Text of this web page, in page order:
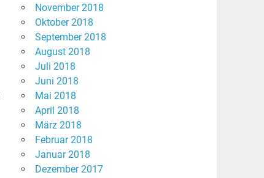
November 2018
Oktober 2018
September 2018
August 2018
Juli 2018
Juni 2018
Mai 2018
April 2018
März 2018
Februar 2018
Januar 2018
Dezember 2017